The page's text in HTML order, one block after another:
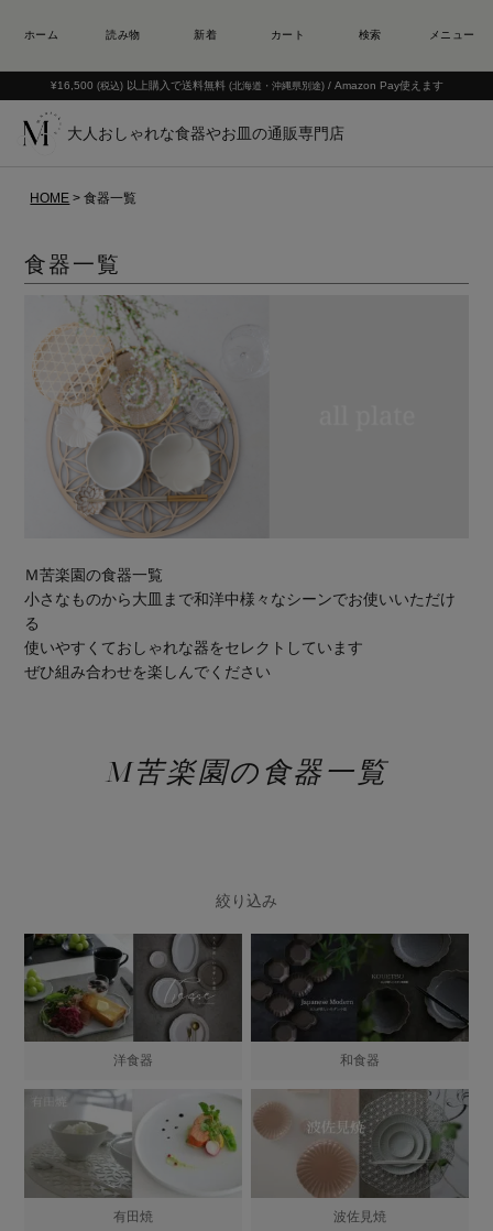
¥16,500 (税込) 以上購入で送料無料 (北海道・沖縄県別途) / Amazon Pay使えます
大人おしゃれな食器やお皿の通販専門店
HOME 食器一覧
食器一覧
Ｍ苦楽園の食器一覧
小さなものから大皿まで和洋中様々なシーンでお使いいただけ
る
使いやすくておしゃれな器をセレクトしています
ぜひ組み合わせを楽しんでください
M苦楽園の食器一覧
絞り込み
洋食器 和食器
有田焼 波佐見焼